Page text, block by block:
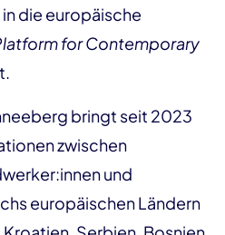
die europäische
for Contemporary
bringt seit 2023
zwischen
und
europäischen Ländern